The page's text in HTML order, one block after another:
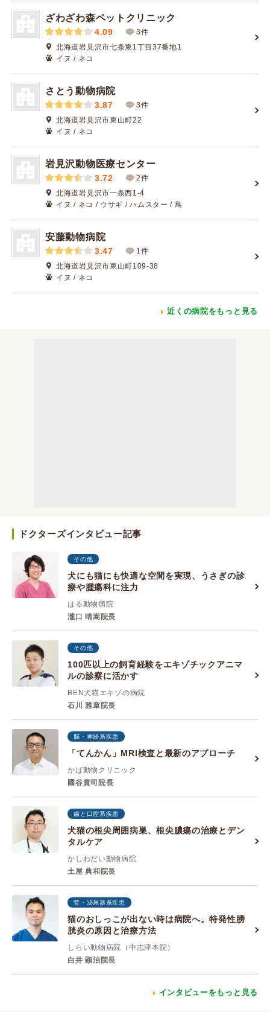
ざわざわ森ペットクリニック
4.09
3件
北海道岩見沢市七条東1丁目37番地1
イヌ / ネコ
さとう動物病院
3.87
3件
北海道岩見沢市東山町22
イヌ / ネコ
岩見沢動物医療センター
3.72
2件
北海道岩見沢市一条西1-4
イヌ / ネコ / ウサギ / ハムスター / 鳥
安藤動物病院
3.47
1件
北海道岩見沢市東山町109-38
イヌ / ネコ
近くの病院をもっと見る
ドクターズインタビュー記事
その他
犬にも猫にも快適な空間を実現、うさぎの診
療や腫瘍科に注力
はる動物病院
瀧口 晴嵩院長
その他
100匹以上の飼育経験をエキゾチックアニマ
ルの診察に活かす
BEN犬猫エキゾの病院
石川 雅章院長
脳・神経系疾患
「てんかん」MRI検査と最新のアプローチ
かば動物クリニック
國谷貴司院長
歯と口腔系疾患
犬猫の根尖周囲病巣、根尖膿瘍の治療とデン
タルケア
かしわだい動物病院
土屋 典和院長
腎・泌尿器系疾患
猫のおしっこが出ない時は病院へ。特発性膀
胱炎の原因と治療方法
しらい動物病院（中志津本院）
白井 顕治院長
インタビューをもっと見る